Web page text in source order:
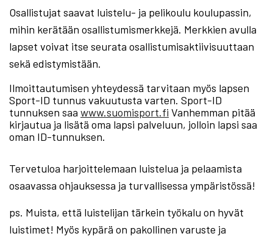
Osallistujat saavat luistelu- ja pelikoulu koulupassin,
mihin kerätään osallistumismerkkejä. Merkkien avulla
lapset voivat itse seurata osallistumisaktiivisuuttaan
sekä edistymistään.
Ilmoittautumisen yhteydessä tarvitaan myös lapsen
Sport-ID tunnus vakuutusta varten. Sport-ID
tunnuksen saa www.suomisport.fi Vanhemman pitää
kirjautua ja lisätä oma lapsi palveluun, jolloin lapsi saa
oman ID-tunnuksen.
Tervetuloa harjoittelemaan luistelua ja pelaamista
osaavassa ohjauksessa ja turvallisessa ympäristössä!
ps. Muista, että luistelijan tärkein työkalu on hyvät
luistimet! Myös kypärä on pakollinen varuste ja